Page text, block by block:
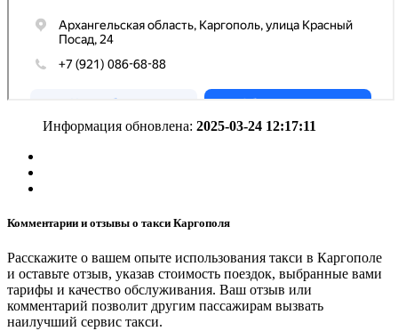
Информация обновлена: 2025-03-24 12:17:11
Комментарии и отзывы о такси Каргополя
Расскажите о вашем опыте использования такси в Каргополе
и оставьте отзыв, указав стоимость поездок, выбранные вами
тарифы и качество обслуживания. Ваш отзыв или
комментарий позволит другим пассажирам вызвать
наилучший сервис такси.